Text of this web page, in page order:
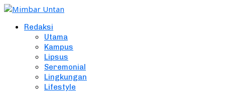
Redaksi
Utama
Kampus
Lipsus
Seremonial
Lingkungan
Lifestyle